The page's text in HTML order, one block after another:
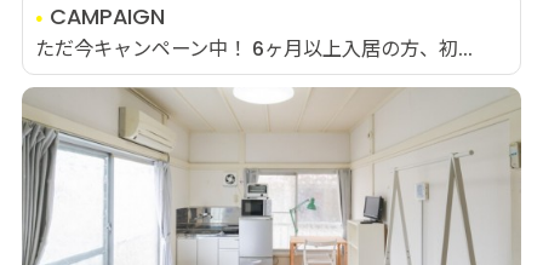
CAMPAIGN
ただ今キャンペーン中！ 6ヶ月以上入居の方、初...